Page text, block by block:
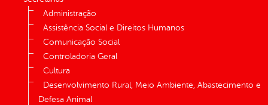
Administração
Assistência Social e Direitos Humanos
Comunicação Social
Controladoria Geral
Cultura
Desenvolvimento Rural, Meio Ambiente, Abastecimento e
Defesa Animal